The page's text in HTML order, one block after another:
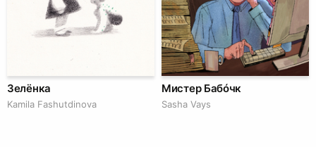
Зелёнка
Kamila Fashutdinova
Мистер Бабóчк
Sasha Vays